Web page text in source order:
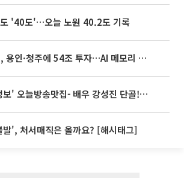
'40도'…오늘 노원 40.2도 기록
SK하이닉스, 용인·청주에 54조 투자…AI 메모리 생산기지 키운다
'2TV 생생정보' 오늘방송맛집- 배우 강성진 단골! 쌀국수ㆍ푸팟퐁 커리 맛집 '블○○○'
발', 처서매직은 올까요? [해시태그]